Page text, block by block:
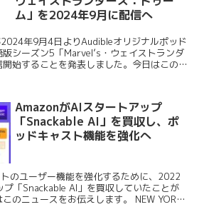
ム」を2024年9月に配信へ
年9月4日よりAudibleオリジナルポッド
シーズン5「Marvel’s・ウェイストランダ
始することを発表しました。今日はこの番
AmazonがAIスタートアップ
「Snackable AI」を買収し、ポ
ッドキャスト機能を強化へ
のユーザー機能を強化するために、2022
「Snackable AI」を買収していたことが
のニュースをお伝えします。 NEW YORK